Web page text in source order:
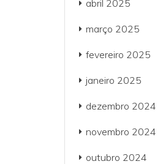
abril 2025
março 2025
fevereiro 2025
janeiro 2025
dezembro 2024
novembro 2024
outubro 2024